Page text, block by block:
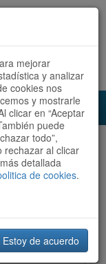
Español | Català
Más recientes /
mejorar
y analizar
cookies nos
y mostrarle
clicar en “Aceptar
puede
todo”,
rechazar al clicar
detallada
de cookies.
Estoy de acuerdo